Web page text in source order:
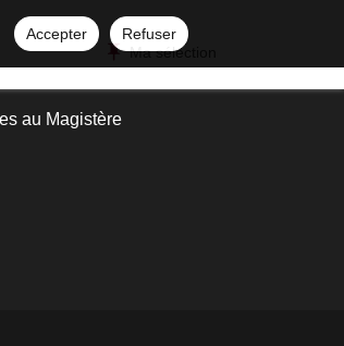
Accepter
Refuser
Ma sélection
au Magistère